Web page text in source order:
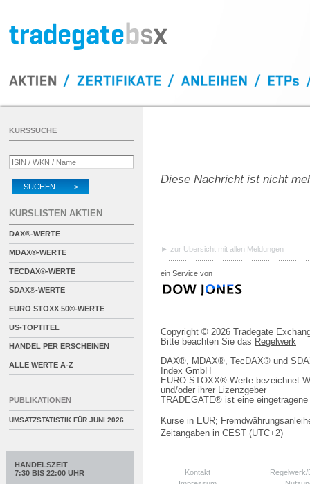
Diese Nachricht ist nicht
zur Übersicht mit allen Meldungen
ein Service von
Copyright © 2026 Tradegate
Bitte beachten Sie das Regelwerk
DAX®, MDAX®, TecDAX® und
Index GmbH
EURO STOXX®-Werte bezeichnet
und/oder ihrer Lizenzgeber
TRADEGATE® ist eine
Kurse in EUR;
Zeitangaben in CEST (UTC+2)
Kontakt
KURSSUCHE
SUCHEN >
KURSLISTEN AKTIEN
DAX®-WERTE
MDAX®-WERTE
TECDAX®-WERTE
SDAX®-WERTE
EURO STOXX 50®-WERTE
US-TOPTITEL
HANDEL PER ERSCHEINEN
ALLE WERTE A-Z
PUBLIKATIONEN
UMSATZSTATISTIK FÜR JUNI 2026
HANDELSZEIT
7:30 BIS 22:00 UHR